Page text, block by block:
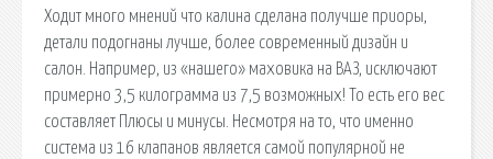
Ходит много мнений что калина сделана получше приоры,
детали подогнаны лучше, более современный дизайн и
салон. Например, из «нашего» маховика на ВАЗ, исключают
примерно 3,5 килограмма из 7,5 возможных! То есть его вес
составляет Плюсы и минусы. Несмотря на то, что именно
система из 16 клапанов является самой популярной не